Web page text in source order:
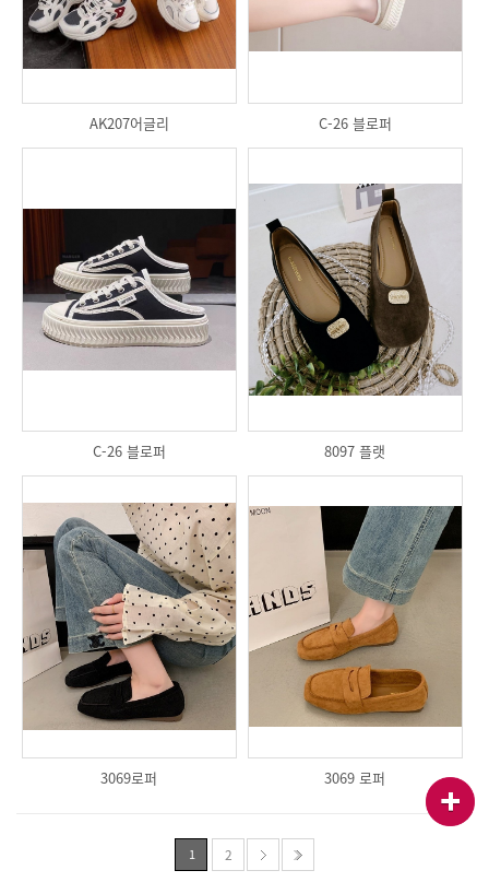
AK207어글리 C-26 블로퍼
C-26 블로퍼 8097 플랫
3069로퍼 3069 로퍼
1 2